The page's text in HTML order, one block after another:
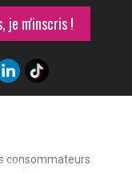
je m'inscris !
consommateurs